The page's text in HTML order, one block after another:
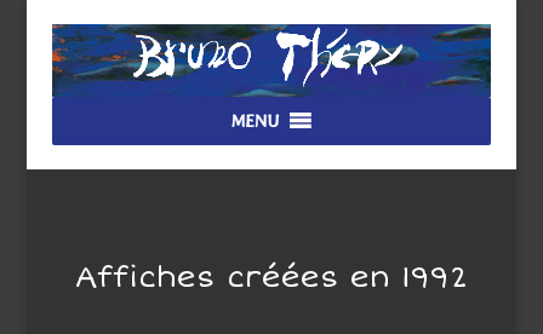
MENU
Affiches créées en 1992